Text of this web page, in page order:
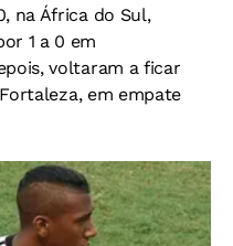
na África do Sul,
1 a 0 em
voltaram a ficar
em empate